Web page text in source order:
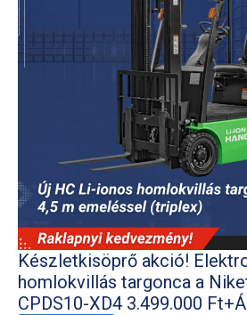
Készletkisöprő akció!
homlokvillás targonca a
CPDS10-XD4 3.499.000